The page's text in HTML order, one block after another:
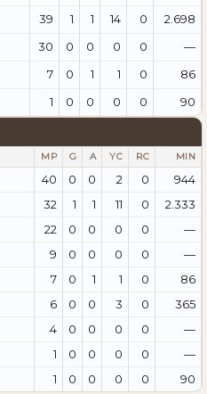
39 1 1 14 0
2.698
30 0 0 0 0
—
7 0 1 1 0
86
1 0 0 0 0 90
MP G A YC RC MIN
40 0 0 2 0
944
32 1 1 11 0
2.333
22 0 0 0 0
—
9 0 0 0 0
—
7 0 1 1 0
86
6 0 0 3 0
365
4 0 0 0 0
—
1 0 0 0 0
—
1 0 0 0 0 90